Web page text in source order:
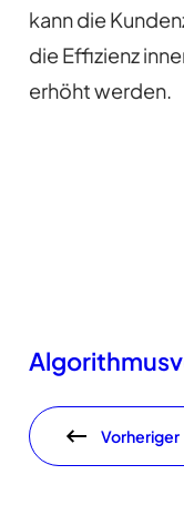
kann die
die Effizienz
erhöht werden.
Vorheriger